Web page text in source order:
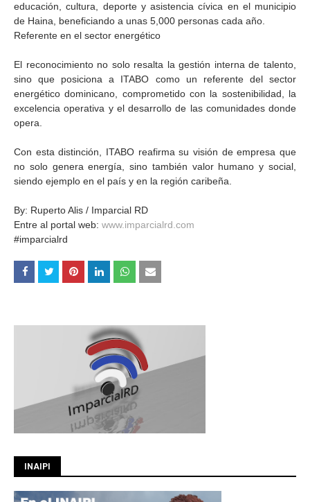
educación, cultura, deporte y asistencia cívica en el municipio
de Haina, beneficiando a unas 5,000 personas cada año.
Referente en el sector energético
El reconocimiento no solo resalta la gestión interna de talento,
sino que posiciona a ITABO como un referente del sector
energético dominicano, comprometido con la sostenibilidad, la
excelencia operativa y el desarrollo de las comunidades donde
opera.
Con esta distinción, ITABO reafirma su visión de empresa que
no solo genera energía, sino también valor humano y social,
siendo ejemplo en el país y en la región caribeña.
By: Ruperto Alis / Imparcial RD
Entre al portal web: www.imparcialrd.com
#imparcialrd
INAIPI